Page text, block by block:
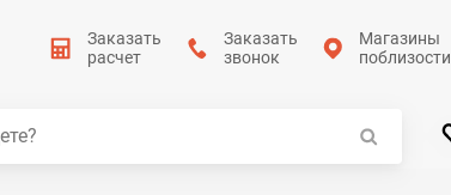
Заказать
расчет
Заказать
звонок
Магазины
поблизости